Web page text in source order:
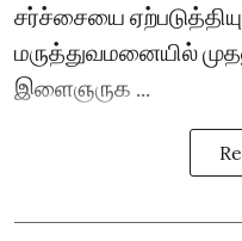
சர்ச்சையை
மருத்துவமனையில்
இளைஞருக ...